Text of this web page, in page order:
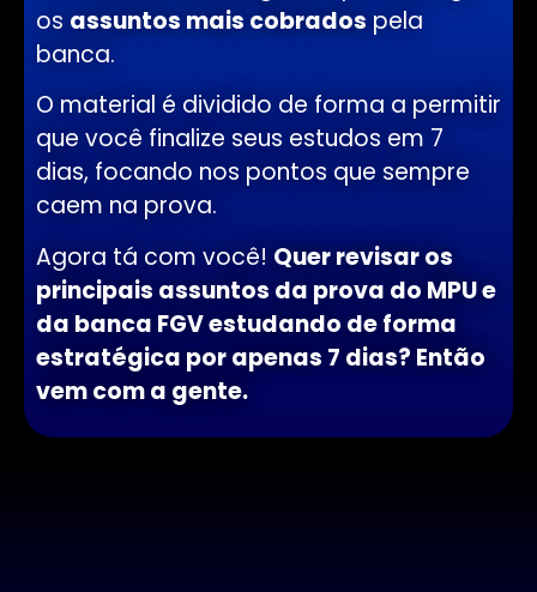
os assuntos mais cobrados pela
banca.
O material é dividido de forma a permitir
que você finalize seus estudos em 7
dias, focando nos pontos que sempre
caem na prova.
Agora tá com você! Quer revisar os
principais assuntos da prova do MPU e
da banca FGV estudando de forma
estratégica por apenas 7 dias? Então
vem com a gente.